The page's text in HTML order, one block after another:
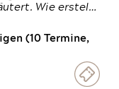
Wie erstel…
(10 Termine,